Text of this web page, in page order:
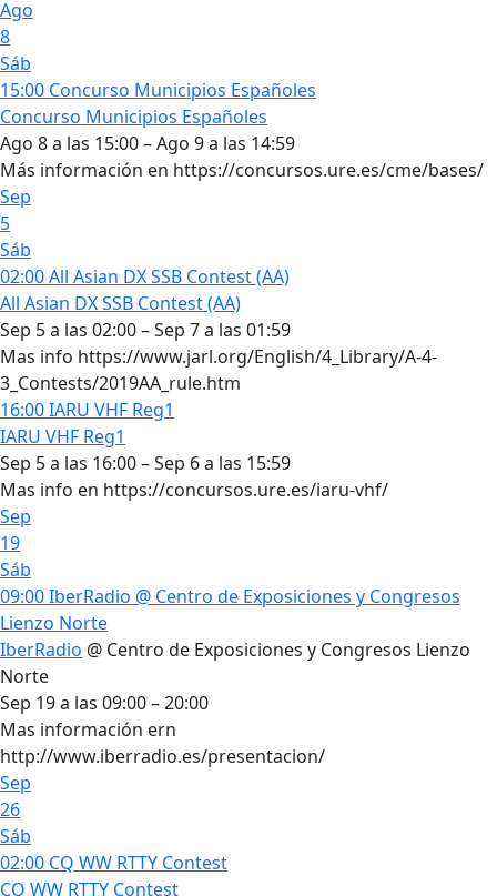
Ago
8
Sáb
15:00 Concurso Municipios Españoles
Concurso Municipios Españoles
Ago 8 a las 15:00 – Ago 9 a las 14:59
Más información en https://concursos.ure.es/cme/bases/
Sep
5
Sáb
02:00All Asian DX SSB Contest (AA)
All Asian DX SSB Contest (AA)
Sep 5 a las 02:00 – Sep 7 a las 01:59
Mas info https://www.jarl.org/English/4_Library/A-4-
3_Contests/2019AA_rule.htm
16:00IARU VHF Reg1
IARU VHF Reg1
Sep 5 a las 16:00 – Sep 6 a las 15:59
Mas info en https://concursos.ure.es/iaru-vhf/
Sep
19
Sáb
09:00IberRadio @ Centro de Exposiciones y Congresos
Lienzo Norte
IberRadio @ Centro de Exposiciones y Congresos Lienzo
Norte
Sep 19 a las 09:00 – 20:00
Mas información ern
http://www.iberradio.es/presentacion/
Sep
26
Sáb
02:00 CQ WW RTTY Contest
CQ WW RTTY Contest